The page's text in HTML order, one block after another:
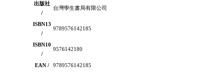
出版社
/
台灣學生書局有限公司
ISBN13
/
9789576142185
ISBN10
/
9576142180
EAN / 9789576142185